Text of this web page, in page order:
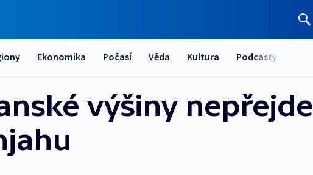
Ekonomika Počasí Věda Kultura Podcasty
výšiny nepřejde